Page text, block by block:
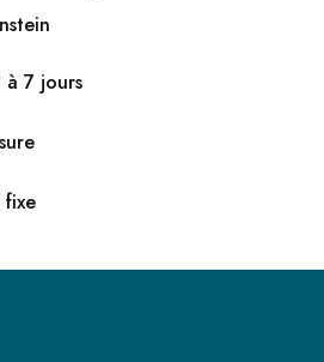
à 7 jours
fixe